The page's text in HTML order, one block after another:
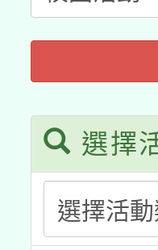
國立臺
年度
業成長
函轉國
原住
族教育
轉知
師專業
方素養
族語言
「族語
轉知有
文教學
件」活
教育部
年度
本市兒
選擇